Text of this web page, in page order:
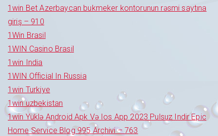
1win Bet Azerbaycan bukmeker kontorunun rəsmi saytına
giriş – 910
1Win Brasil
1WIN Casino Brasil
1win India
1WIN Official In Russia
1win Turkiye
1win uzbekistan
1win Yüklə Android Apk Və Ios App 2023 Pulsuz Indir Epic
Home Service Blog 995 Archivi – 763